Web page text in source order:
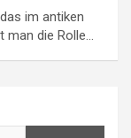
im antiken
man die Rolle…